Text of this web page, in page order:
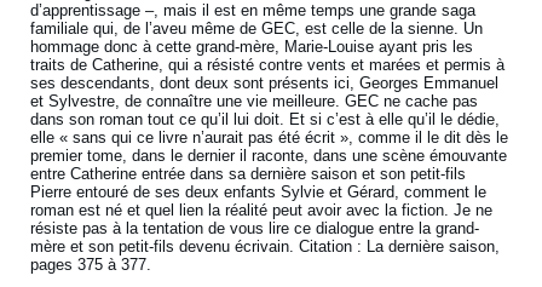
d’apprentissage –, mais il est en même temps une grande saga
familiale qui, de l’aveu même de GEC, est celle de la sienne. Un
hommage donc à cette grand-mère, Marie-Louise ayant pris les
traits de Catherine, qui a résisté contre vents et marées et permis à
ses descendants, dont deux sont présents ici, Georges Emmanuel
et Sylvestre, de connaître une vie meilleure. GEC ne cache pas
dans son roman tout ce qu’il lui doit. Et si c’est à elle qu’il le dédie,
elle « sans qui ce livre n’aurait pas été écrit », comme il le dit dès le
premier tome, dans le dernier il raconte, dans une scène émouvante
entre Catherine entrée dans sa dernière saison et son petit-fils
Pierre entouré de ses deux enfants Sylvie et Gérard, comment le
roman est né et quel lien la réalité peut avoir avec la fiction. Je ne
résiste pas à la tentation de vous lire ce dialogue entre la grand-
mère et son petit-fils devenu écrivain. Citation : La dernière saison,
pages 375 à 377.